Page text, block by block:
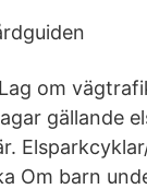
om
gällande
Om barn